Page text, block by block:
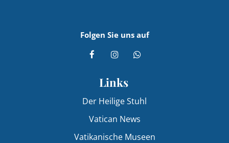
Folgen Sie uns auf
Links
Der Heilige Stuhl
Vatican News
Vatikanische Museen